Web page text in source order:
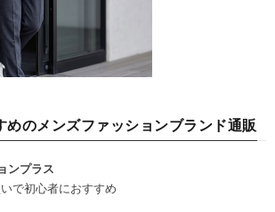
めのメンズファッションブランド通販
ンプラス
で初心者におすすめ